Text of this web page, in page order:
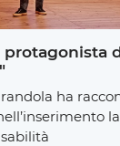
protagonista
ha